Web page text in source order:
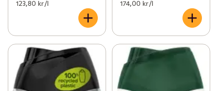
123,80 kr /l 174,00 kr /l